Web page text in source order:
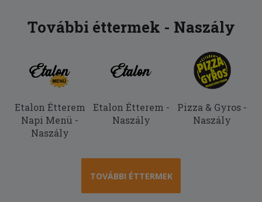
hozták,köszönjük a szakácsnak és a
kiszállítónak!!!
Tiramisu adag nagy csalódás volt.
Rendeltem 2 adag tiramisut. Az egyik
pedig kisebb mint a fele. Árban
ugyanannyit fizettem mindektőèrt!
Isteni a burgundi vadragu!!!
További éttermek - Naszály
Etalon Étterem
Napi Menü -
Naszály
Etalon Étterem -
Naszály
Pizza & Gyros -
Naszály
TOVÁBBI ÉTTERMEK